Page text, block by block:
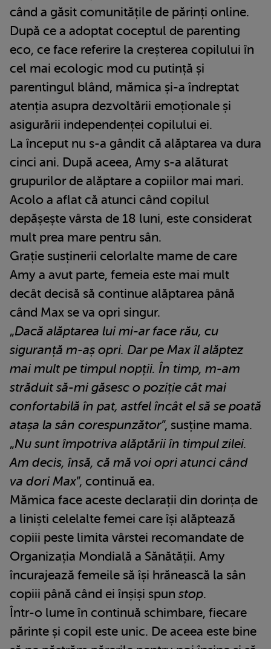
când a găsit comunitățile de părinți online.
După ce a adoptat coceptul de parenting
eco, ce face referire la creșterea copilului în
cel mai ecologic mod cu putință și
parentingul blând, mămica și-a îndreptat
atenția asupra dezvoltării emoționale și
asigurării independenței copilului ei.
La început nu s-a gândit că alăptarea va dura
cinci ani. După aceea, Amy s-a alăturat
grupurilor de alăptare a copiilor mai mari.
Acolo a aflat că atunci când copilul
depășește vârsta de 18 luni, este considerat
mult prea mare pentru sân.
Grație susținerii celorlalte mame de care
Amy a avut parte, femeia este mai mult
decât decisă să continue alăptarea până
când Max se va opri singur.
„Dacă alăptarea lui mi-ar face rău, cu
siguranță m-aș opri. Dar pe Max îl alăptez
mai mult pe timpul nopții. În timp, m-am
străduit să-mi găsesc o poziție cât mai
confortabilă în pat, astfel încât el să se poată
atașa la sân corespunzător”, susține mama.
„Nu sunt împotriva alăptării în timpul zilei.
Am decis, însă, că mă voi opri atunci când
va dori Max”, continuă ea.
Mămica face aceste declarații din dorința de
a liniști celelalte femei care își alăptează
copiii peste limita vârstei recomandate de
Organizația Mondială a Sănătății. Amy
încurajează femeile să își hrănească la sân
copiii până când ei înșiși spun stop.
Într-o lume în continuă schimbare, fiecare
părinte și copil este unic. De aceea este bine